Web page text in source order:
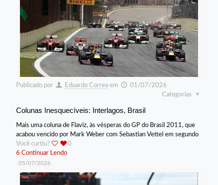
Publicado por Eduardo Correa em
01/07/2026
Categorias
Colunas Inesquecíveis: Interlagos, Brasil
Mais uma coluna de Flaviz, às vésperas do GP do Brasil 2011, que
acabou vencido por Mark Weber com Sebastian Vettel em segundo
Você curtiu?
0
6 Continuar Lendo
05/07/2026